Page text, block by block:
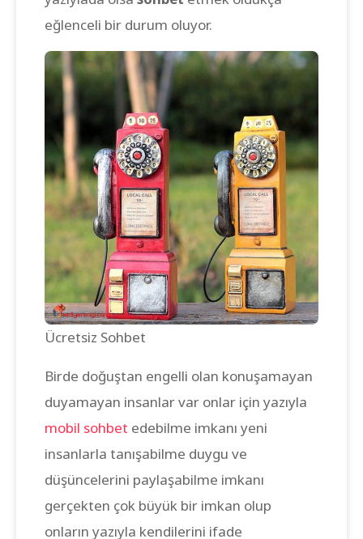
eğlenceli bir durum oluyor.
Ücretsiz Sohbet
Birde doğuştan engelli olan konuşamayan
duyamayan insanlar var onlar için yazıyla
mobil sohbet edebilme imkanı yeni
insanlarla tanışabilme duygu ve
düşüncelerini paylaşabilme imkanı
gerçekten çok büyük bir imkan olup
onların yazıyla kendilerini ifade